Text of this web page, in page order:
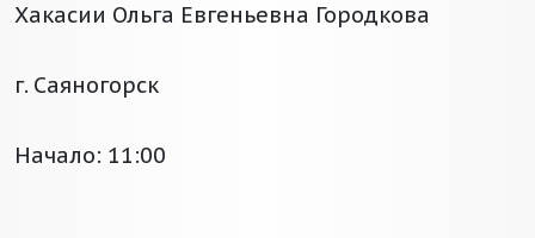
Хакасии Ольга Евгеньевна Городкова
г. Саяногорск
Начало: 11:00